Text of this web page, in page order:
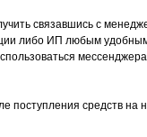
связавшись с
либо ИП любым
поступления средств на